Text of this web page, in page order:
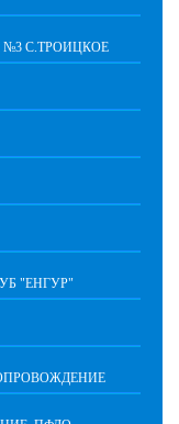
С.ТРОИЦКОЕ
"ЕНГУР"